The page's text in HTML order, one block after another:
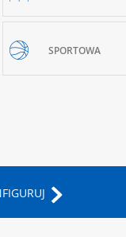
SPORTOWA